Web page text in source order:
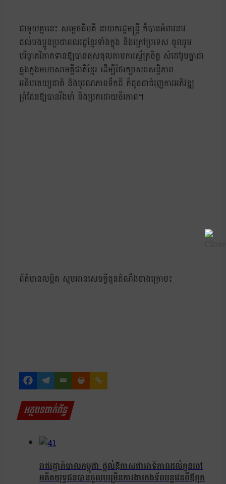
ជាមួយគ្នានេះ សម្ដេចធិបតី នាយករដ្ឋមន្ត្រី ក៏បានអំពាវនាវ
ដល់បងប្អូនប្រជាពលរដ្ឋខ្មែរទាំងក្នុង និងក្រៅប្រទេស ចូលរួម
បរិច្ចាគវិភាគទានឱ្យបានផុសផុលតាមការស្ម័គ្រចិត្ត សំដៅរួមគ្នាជា
ធ្លុងក្នុងមហាសាមគ្គីជាតិខ្មែរ ដើម្បីថែរក្សាសុខសន្តិភាព
អធិបតេយ្យជាតិ និងបូរណភាពទឹកដី ក៏ដូចជាជំរុញការអភិវឌ្ឍ
ព្រំដែនឱ្យបានរឹងមាំ និងប្រកដោយចីរភាព។
ព័ត៌មានលម្អិត សូមអានសេចក្ដីជូនដំណឹងខាងក្រោម៖
អត្ថបទពាក់ព័ន្ធ
រាជរដ្ឋាភិបាលកម្ពុជា ផ្តល់ឱកាសជាអាទិភាពដល់កូនចៅ
អតីតយុទ្ធជនបានចូលបម្រើនការងារកងទ័ពបន្តវេនពីឪពុក